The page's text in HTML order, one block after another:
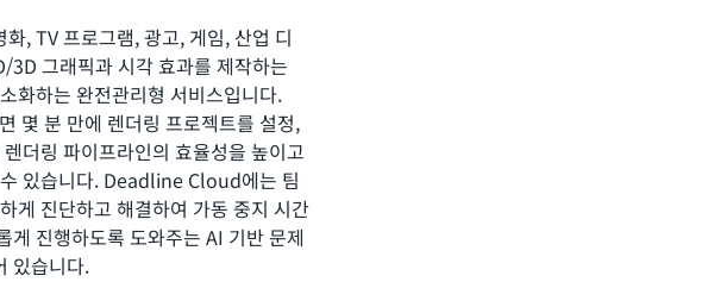
, TV 프로그램, 광고, 게임, 산업 디
3D 그래픽과 시각 효과를 제작하는
화하는 완전관리형 서비스입니다.
몇 분 만에 렌더링 프로젝트를 설정,
더링 파이프라인의 효율성을 높이고
있습니다. Deadline Cloud에는 팀
게 진단하고 해결하여 가동 중지 시간
게 진행하도록 도와주는 AI 기반 문제
있습니다.